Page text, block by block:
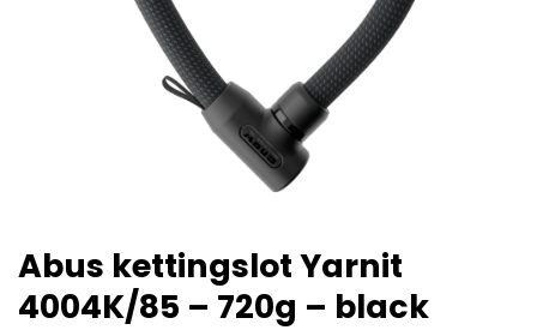
Abus kettingslot Yarnit
4004K/85 – 720g – black